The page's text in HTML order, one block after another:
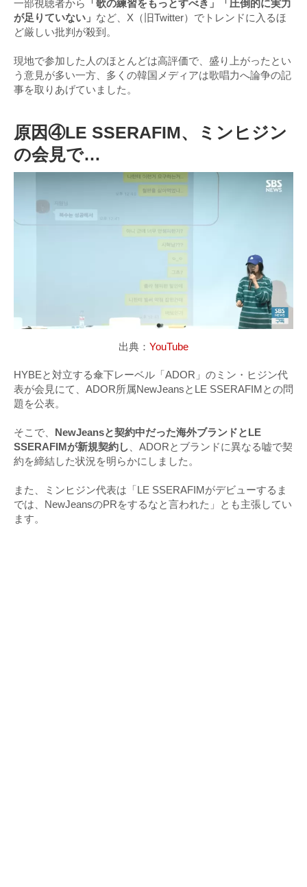
一部視聴者から
「歌の練習をもっとすべき」「圧倒的に実力
が足りていない」 など、X（旧Twitter）でトレンドに入るほ
ど厳しい批判が殺到。
現地で参加した人のほとんどは高評価で、盛り上がったとい
う意見が多い一方、多くの韓国メディアは歌唱力へ論争の記
事を取りあげていました。
原因④LE SSERAFIM、ミンヒジン
の会見で…
出典： YouTube
HYBEと対立する傘下レーベル「ADOR」のミン・ヒジン代
表が会見にて、ADOR所属NewJeansとLE SSERAFIMとの問
題を公表。
そこで、 NewJeansと契約中だった海外ブランドとLE
SSERAFIMが新規契約し 、ADORとブランドに異なる嘘で契
約を締結した状況を明らかにしました。
また、ミンヒジン代表は「LE SSERAFIMがデビューするま
では、NewJeansのPRをするなと言われた」とも主張してい
ます。